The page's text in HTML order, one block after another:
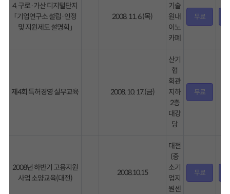
4. 구로·가산 디지털단지
「기업연구소 설립·인정
및 지원제도 설명회」
2008. 11. 6.(목)
기술
원내
이노
카폐
무료
제4회 특허경영 실무교육 2008. 10. 17.(금)
산기
협
회관
지하
2층
대강
당
무료
2008년 하반기 고용지원
사업 소양교육(대전)
2008.10.15
대전
(중
소기
업지
원센
무료